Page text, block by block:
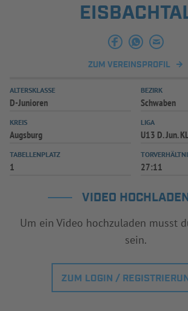
ZUM VEREINSPROFIL
ALTERSKLASSE
D-Junioren
BEZIRK
Schwaben
KREIS
Augsburg
LIGA
U13 D. Jun.
TABELLENPLATZ
1 27:11
VIDEO
Um ein Video hochzuladen musst
sein.
ZUM LOGIN /